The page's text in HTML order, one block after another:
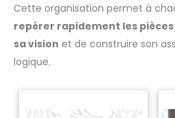
Cette organisation permet à
repérer rapidement les
sa vision et de construire son
logique.